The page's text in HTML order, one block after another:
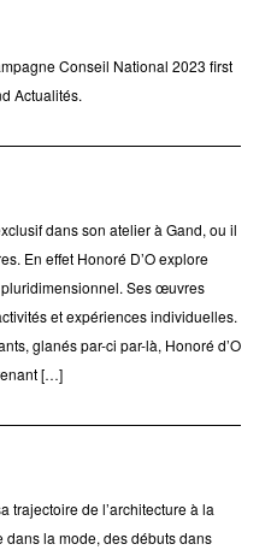
Conseil National 2023 first
Actualités.
dans son atelier à Gand, ou il
En effet Honoré D’O explore
Ses œuvres
et expériences individuelles.
glanés par-ci par-là, Honoré d’O
[…]
trajectoire de l’architecture à la
dans la mode, des débuts dans